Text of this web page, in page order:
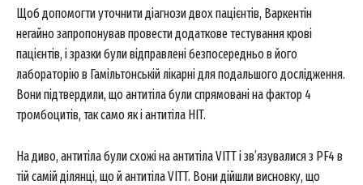
SUBSCRIBE NOW
Company
About
Contact us
Щоб допомогти уточнити діагнози двох пацієнтів, Варкентін
негайно запропонував провести додаткове тестування крові
пацієнтів, і зразки були відправлені безпосередньо в його
лабораторію в Гамільтонській лікарні для подальшого дослідження.
Вони підтвердили, що антитіла були спрямовані на фактор 4
тромбоцитів, так само як і антитіла HIT.
На диво, антитіла були схожі на антитіла VITT і зв’язувалися з PF4 в
тій самій ділянці, що й антитіла VITT. Вони дійшли висновку, що